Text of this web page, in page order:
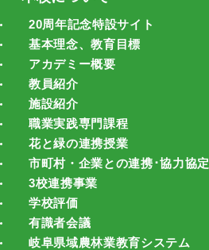
20周年記念特設サイト
基本理念、教育目標
アカデミー概要
教員紹介
施設紹介
職業実践専門課程
花と緑の連携授業
市町村・企業との連携･協力協定
3校連携事業
学校評価
有識者会議
岐阜県域農林業教育システム